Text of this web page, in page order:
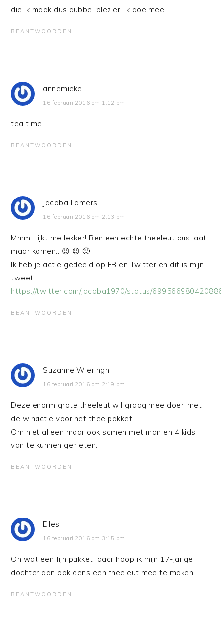
die ik maak dus dubbel plezier! Ik doe mee!
BEANTWOORDEN
annemieke
16 februari 2016 om 1:12 pm
tea time
BEANTWOORDEN
Jacoba Lamers
16 februari 2016 om 2:13 pm
Mmm.. lijkt me lekker! Ben een echte theeleut dus laat
maar komen.. 😉 😉 🙂
Ik heb je actie gedeeld op FB en Twitter en dit is mijn
tweet:
https://twitter.com/Jacoba1970/status/
BEANTWOORDEN
Suzanne Wieringh
16 februari 2016 om 2:19 pm
Deze enorm grote theeleut wil graag mee doen met
de winactie voor het thee pakket.
Om niet alleen maar ook samen met man en 4 kids
van te kunnen genieten.
BEANTWOORDEN
Elles
16 februari 2016 om 3:15 pm
Oh wat een fijn pakket, daar hoop ik mijn 17-jarige
dochter dan ook eens een theeleut mee te maken!
BEANTWOORDEN